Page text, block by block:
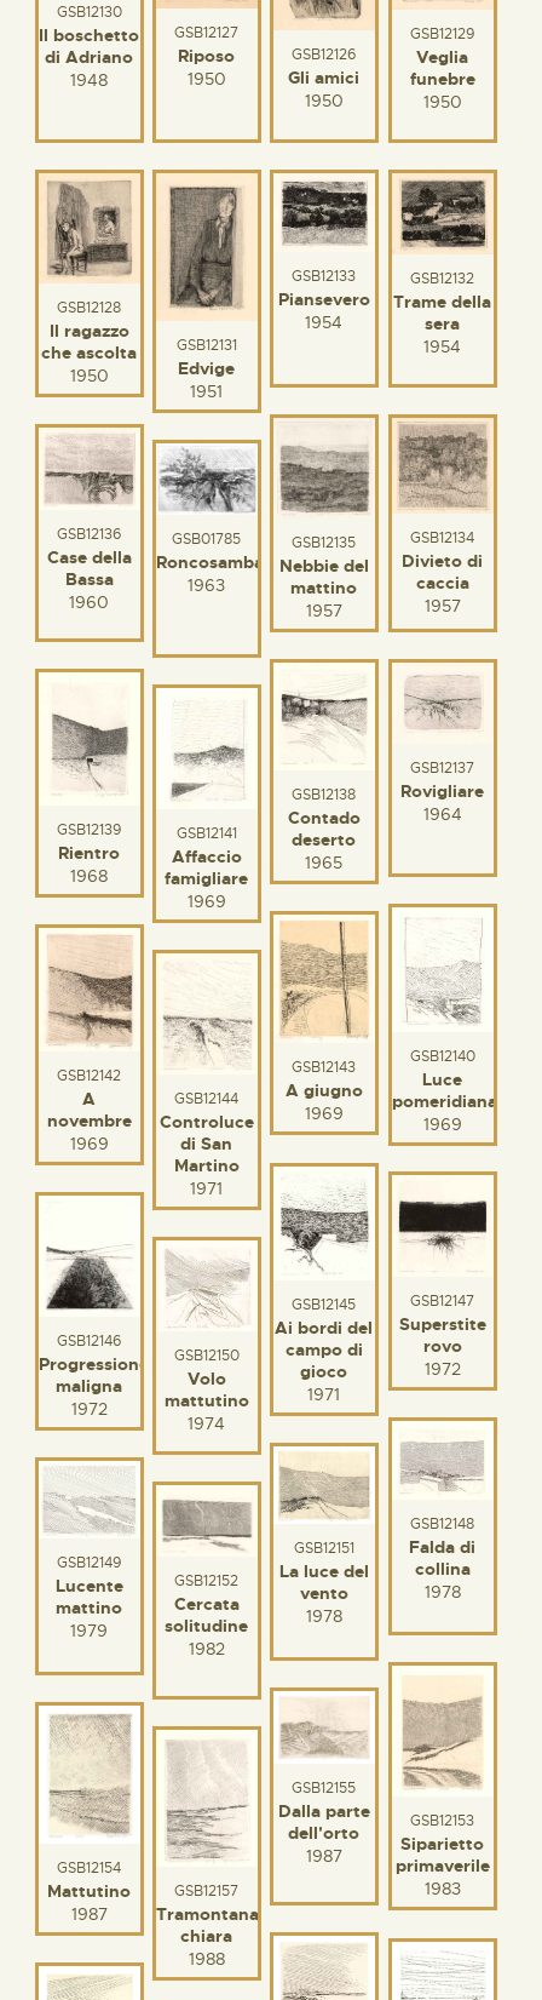
GSB12130
Il boschetto
di Adriano
1948
GSB12127
Riposo
1950
GSB12126
Gli amici
1950
GSB12129
Veglia
funebre
1950
GSB12128
Il ragazzo
che ascolta
1950
GSB12131
Edvige
1951
GSB12133
Piansevero
1954
GSB12132
Trame della
sera
1954
GSB12135
Nebbie del
mattino
1957
GSB12134
Divieto di
caccia
1957
GSB12136
Case della
Bassa
1960
GSB01785
Roncosambacco
1963
GSB12137
Rovigliare
1964
GSB12138
Contado
deserto
1965
GSB12139
Rientro
1968
GSB12141
Affaccio
famigliare
1969
GSB12140
Luce
pomeridiana
1969
GSB12143
A giugno
1969
GSB12142
A
novembre
1969
GSB12144
Controluce
di San
Martino
1971
GSB12145
Ai bordi del
campo di
gioco
1971
GSB12147
Superstite
rovo
1972
GSB12146
Progressione
maligna
1972
GSB12150
Volo
mattutino
1974
GSB12148
Falda di
collina
1978
GSB12151
La luce del
vento
1978
GSB12149
Lucente
mattino
1979
GSB12152
Cercata
solitudine
1982
GSB12153
Siparietto
primaverile
1983
GSB12155
Dalla parte
dell'orto
1987
GSB12154
Mattutino
1987
GSB12157
Tramontana
chiara
1988